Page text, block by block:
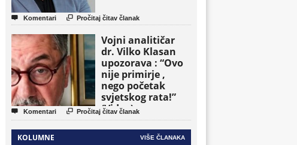
 Komentari  Pročitaj čitav članak
Vojni analitičar
dr. Vilko Klasan
upozorava : “Ovo
nije primirje ,
nego početak
svjetskog rata!”
(Video)
 Komentari  Pročitaj čitav članak
KOLUMNE VIŠE ČLANAKA